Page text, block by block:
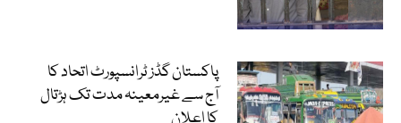
پاکستان گڈز ٹرانسپورٹ اتحاد کا
آج سے غیرمعینہ مدت تک ہڑتال